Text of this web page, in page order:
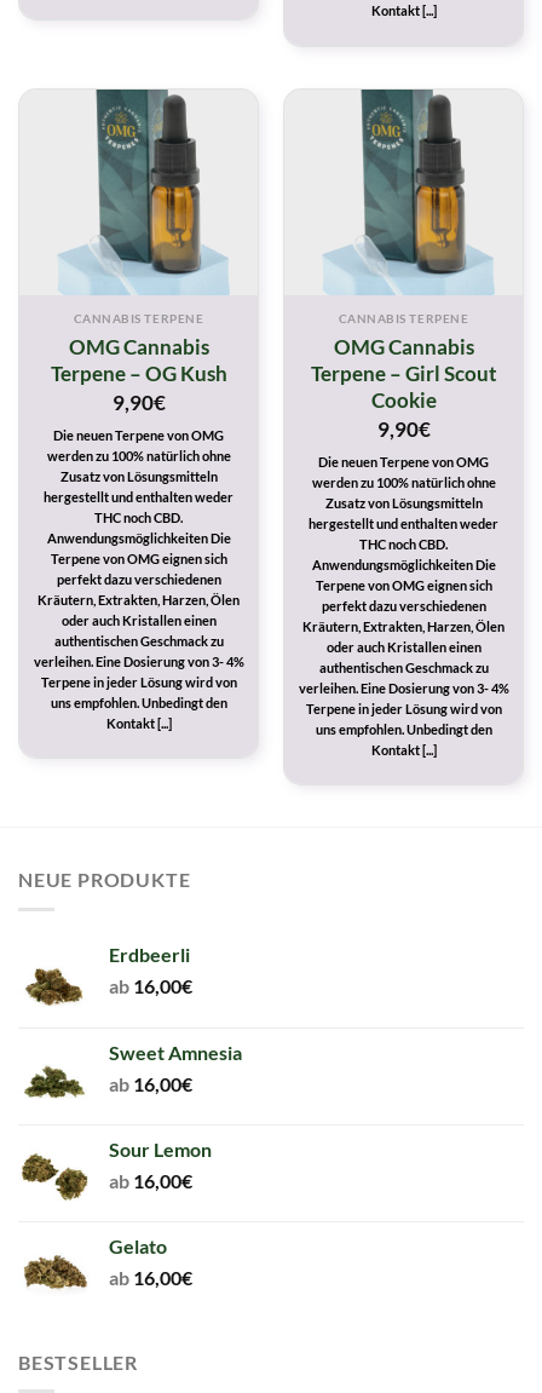
Kontakt [...]
CANNABIS TERPENE
OMG Cannabis
Terpene – OG Kush
9,90€
Die neuen Terpene von OMG
werden zu 100% natürlich ohne
Zusatz von Lösungsmitteln
hergestellt und enthalten weder
THC noch CBD.
Anwendungsmöglichkeiten Die
Terpene von OMG eignen sich
perfekt dazu verschiedenen
Kräutern, Extrakten, Harzen, Ölen
oder auch Kristallen einen
authentischen Geschmack zu
verleihen. Eine Dosierung von 3- 4%
Terpene in jeder Lösung wird von
uns empfohlen. Unbedingt den
Kontakt [...]
CANNABIS TERPENE
OMG Cannabis
Terpene – Girl Scout
Cookie
9,90€
Die neuen Terpene von OMG
werden zu 100% natürlich ohne
Zusatz von Lösungsmitteln
hergestellt und enthalten weder
THC noch CBD.
Anwendungsmöglichkeiten Die
Terpene von OMG eignen sich
perfekt dazu verschiedenen
Kräutern, Extrakten, Harzen, Ölen
oder auch Kristallen einen
authentischen Geschmack zu
verleihen. Eine Dosierung von 3- 4%
Terpene in jeder Lösung wird von
uns empfohlen. Unbedingt den
Kontakt [...]
NEUE PRODUKTE
Erdbeerli
ab 16,00€
Sweet Amnesia
ab 16,00€
Sour Lemon
ab 16,00€
Gelato
ab 16,00€
BESTSELLER